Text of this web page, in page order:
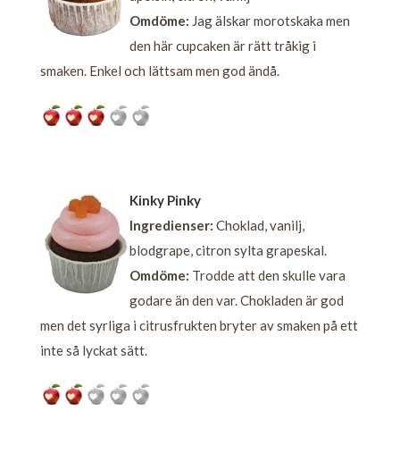
Omdöme: Jag älskar morotskaka men
den här cupcaken är rätt tråkig i
smaken. Enkel och lättsam men god ändå.
Kinky Pinky
Ingredienser: Choklad, vanilj,
blodgrape, citron sylta grapeskal.
Omdöme: Trodde att den skulle vara
godare än den var. Chokladen är god
men det syrliga i citrusfrukten bryter av smaken på ett
inte så lyckat sätt.